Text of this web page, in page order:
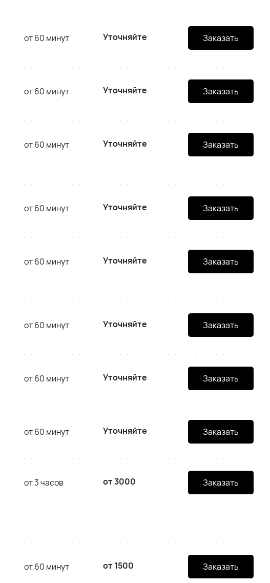
от 60 минут Уточняйте Заказать
от 60 минут Уточняйте Заказать
от 60 минут Уточняйте Заказать
от 60 минут Уточняйте Заказать
от 60 минут Уточняйте Заказать
от 60 минут Уточняйте Заказать
от 60 минут Уточняйте Заказать
от 60 минут Уточняйте Заказать
от 3 часов от 3000 Заказать
от 60 минут от 1500 Заказать